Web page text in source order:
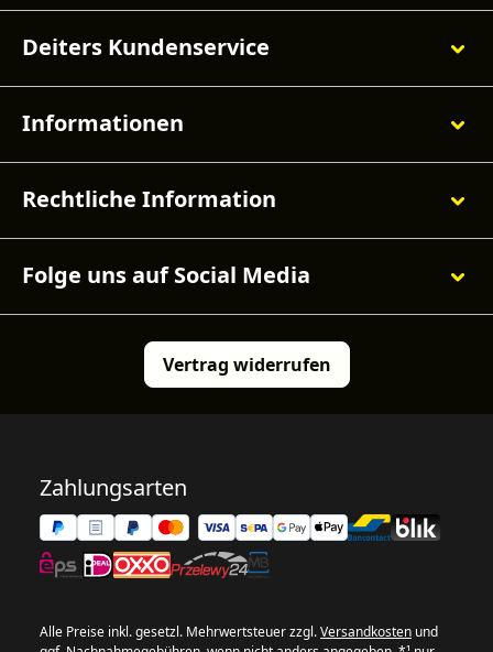
Deiters Kundenservice
Informationen
Rechtliche Information
Folge uns auf Social Media
Vertrag widerrufen
Zahlungsarten
Alle Preise inkl. gesetzl. Mehrwertsteuer zzgl.Versandkosten und